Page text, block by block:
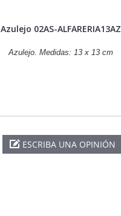
Azulejo 02AS-ALFARERIA13AZ
Azulejo. Medidas: 13 x 13 cm
ESCRIBA UNA OPINIÓN